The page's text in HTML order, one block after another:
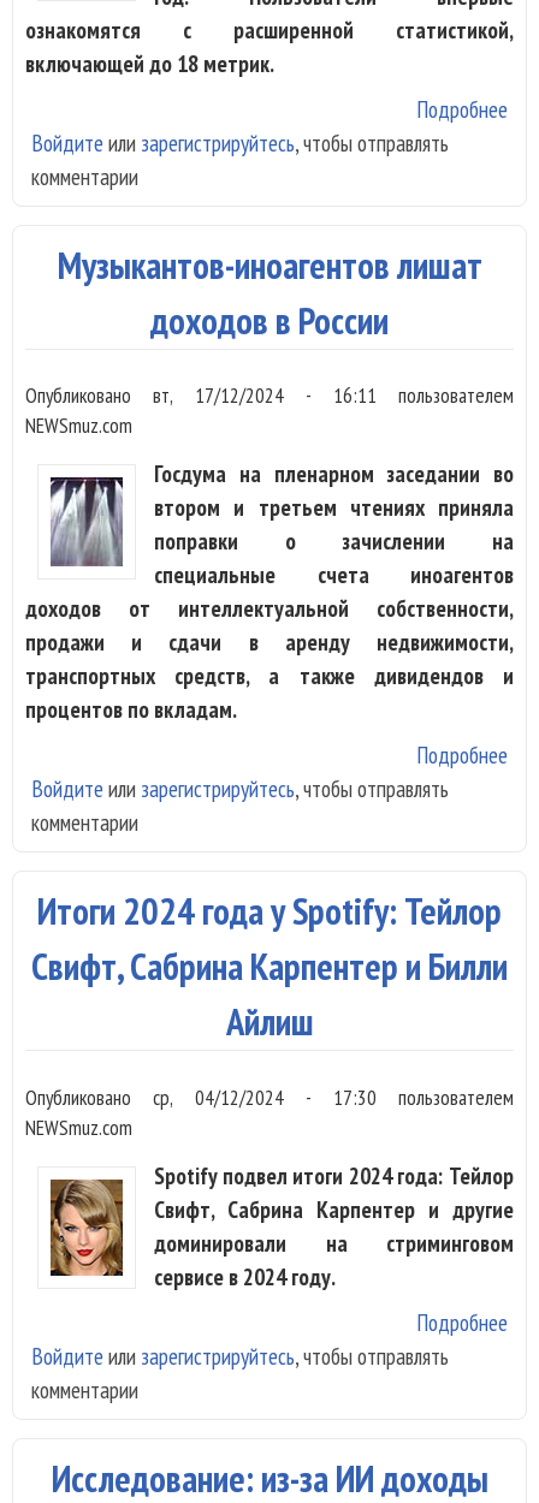
ознакомятся с расширенной статистикой,
включающей до 18 метрик.
Подробнее
Войдите или зарегистрируйтесь, чтобы отправлять
комментарии
Музыкантов-иноагентов лишат
доходов в России
Опубликовановт, 17/12/2024 - 16:11 пользователем
NEWSmuz.com
Госдума на пленарном заседании во
втором и третьем чтениях приняла
поправки о зачислении на
специальные счета иноагентов
доходов от интеллектуальной собственности,
продажи и сдачи в аренду недвижимости,
транспортных средств, а также дивидендов и
процентов по вкладам.
Подробнее
Войдите или зарегистрируйтесь, чтобы отправлять
комментарии
Итоги 2024 года у Spotify: Тейлор
Свифт, Сабрина Карпентер и Билли
Айлиш
Опубликованоср, 04/12/2024 - 17:30 пользователем
NEWSmuz.com
Spotify подвел итоги 2024 года: Тейлор
Свифт, Сабрина Карпентер и другие
доминировали на стриминговом
сервисе в 2024 году.
Подробнее
Войдите или зарегистрируйтесь, чтобы отправлять
комментарии
Исследование: из-за ИИ доходы